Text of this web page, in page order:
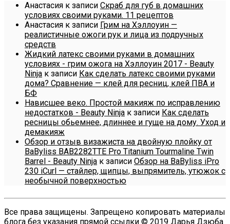
Анастасия к записи Скраб для губ в домашних
условиях своими руками. 11 рецептов
Анастасия к записи Грим на Хэллоуин —
реалистичные ожоги рук и лица из подручных
средств
Жидкий латекс своими руками в домашних
условиях - грим ожога на Хэллоуин 2017 - Beauty
Ninja к записи Как сделать латекс своими руками
дома? Сравнение — клей для ресниц, клей ПВА и
БФ
Нависшее веко. Простой макияж по исправлению
недостатков - Beauty Ninja к записи Как сделать
ресницы обьемнее, длиннее и гуще на дому. Уход и
демакияж
Обзор и отзыв визажиста на двойную плойку от
BaByliss BAB2282TTE Pro Titanium Tourmaline Twin
Barrel - Beauty Ninja к записи Обзор на BaByliss iPro
230 iCurl — стайлер, щипцы, выпрямитель, утюжок с
необычной поверхностью
Все права защищены. Запрещено копировать материалы
блога без указания прямой ссылки © 2019 Дарья Дзюба